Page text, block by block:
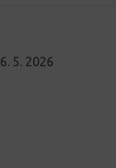
6. 5. 2026